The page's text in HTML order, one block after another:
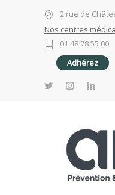
2 rue de
Nos centres
01 48 78 55 00
Adhérez